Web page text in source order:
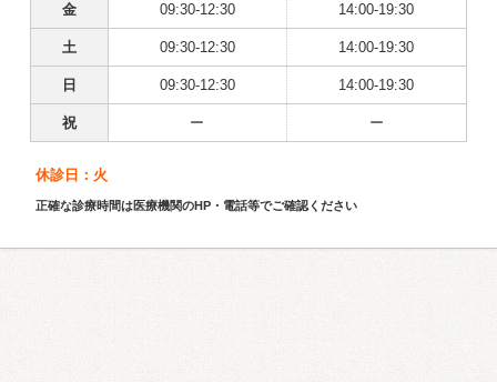
金 09:30-12:30 14:00-19:30
土 09:30-12:30 14:00-19:30
日 09:30-12:30 14:00-19:30
祝 ー ー
休診日：火
正確な診療時間は医療機関のHP・電話等でご確認ください